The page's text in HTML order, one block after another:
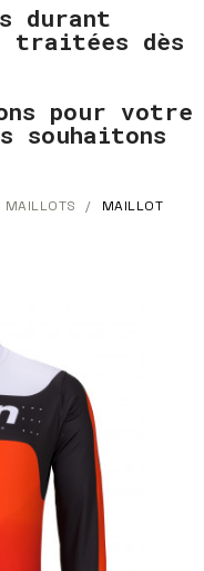
durant
traitées dès
pour votre
souhaitons
MAILLOTS MAILLOT